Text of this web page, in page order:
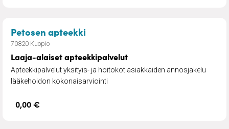
Petosen apteekki
70820 Kuopio
Laaja-alaiset apteekkipalvelut
Apteekkipalvelut yksityis- ja hoitokotiasiakkaiden annosjakelu
lääkehoidon kokonaisarviointi
0,00 €